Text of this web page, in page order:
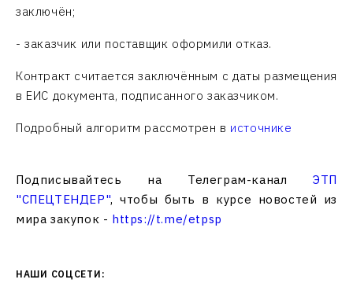
заключён;
- заказчик или поставщик оформили отказ.
Контракт считается заключённым с даты размещения
в ЕИС документа, подписанного заказчиком.
Подробный алгоритм рассмотрен в источнике
Подписывайтесь на Телеграм-каналЭТП
"СПЕЦТЕНДЕР", чтобы быть в курсе новостей из
мира закупок - https://t.me/etpsp
НАШИ СОЦСЕТИ: